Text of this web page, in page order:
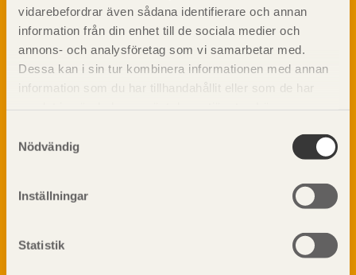
vidarebefordrar även sådana identifierare och annan
information från din enhet till de sociala medier och
annons- och analysföretag som vi samarbetar med.
Dessa kan i sin tur kombinera informationen med annan
information som du har tillhandahållit eller som de har
Nödvändig
Inställningar
Statistik
Materialet trä
Skogsbruk
Barrträdets uppbyggnad
Träets egenskaper och kvalitet
Kemisk behandling
Fakta om Limträ
Fukt
Ljud
TräGuiden är den digitala handboken för trä och
materialet trä samt instruktioner för byggande
med trä.
Prenumerera på TräGuidens nyhetsbrev!